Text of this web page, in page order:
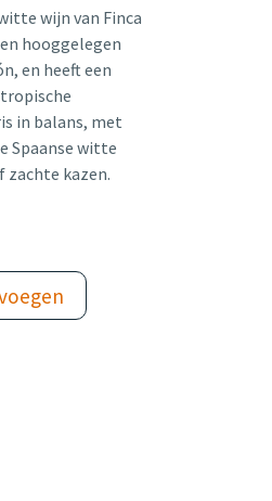
wijn van Finca
hooggelegen
en heeft een
in balans, met
Spaanse witte
zachte kazen.